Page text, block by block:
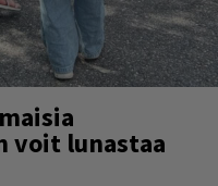
voit lunastaa